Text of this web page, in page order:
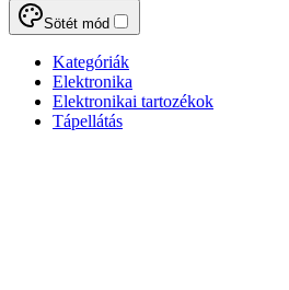
Sötét mód
Kategóriák
Elektronika
Elektronikai tartozékok
Tápellátás